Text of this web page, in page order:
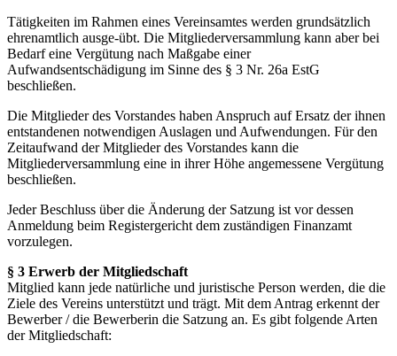
Tätigkeiten im Rahmen eines Vereinsamtes werden grundsätzlich
ehrenamtlich ausge-übt. Die Mitgliederversammlung kann aber bei
Bedarf eine Vergütung nach Maßgabe einer
Aufwandsentschädigung im Sinne des § 3 Nr. 26a EstG
beschließen.
Die Mitglieder des Vorstandes haben Anspruch auf Ersatz der ihnen
entstandenen notwendigen Auslagen und Aufwendungen. Für den
Zeitaufwand der Mitglieder des Vorstandes kann die
Mitgliederversammlung eine in ihrer Höhe angemessene Vergütung
beschließen.
Jeder Beschluss über die Änderung der Satzung ist vor dessen
Anmeldung beim Registergericht dem zuständigen Finanzamt
vorzulegen.
§ 3 Erwerb der Mitgliedschaft
Mitglied kann jede natürliche und juristische Person werden, die die
Ziele des Vereins unterstützt und trägt. Mit dem Antrag erkennt der
Bewerber / die Bewerberin die Satzung an. Es gibt folgende Arten
der Mitgliedschaft: